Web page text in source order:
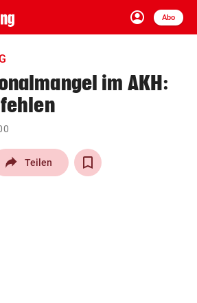
account_circle
Anmelden
Abo
close Schließen
arrow_right
im AKH:
Teilen